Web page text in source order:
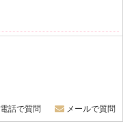
電話で質問 メールで質問